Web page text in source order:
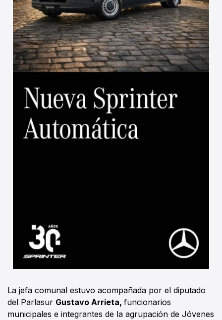
La jefa comunal estuvo acompañada por el diputado
del Parlasur Gustavo Arrieta, funcionarios
municipales e integrantes de la agrupación de Jóvenes